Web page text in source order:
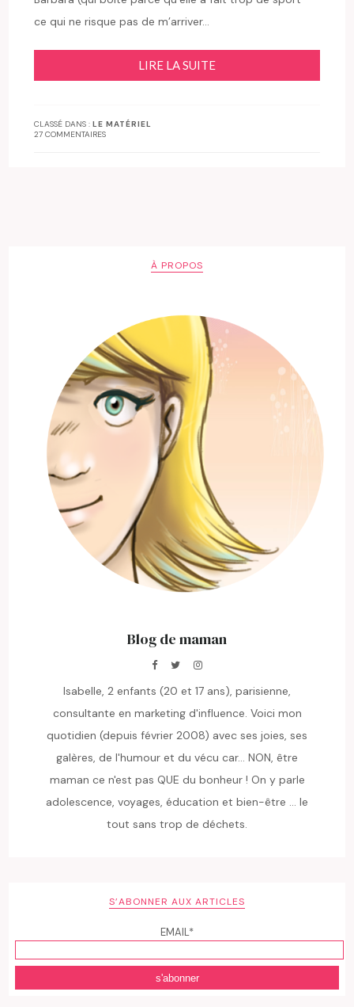
ce qui ne risque pas de m’arriver…
LIRE LA SUITE
CLASSÉ DANS :LE MATÉRIEL
27 COMMENTAIRES
À PROPOS
Blog de maman
Isabelle, 2 enfants (20 et 17 ans), parisienne,
consultante en marketing d'influence. Voici mon
quotidien (depuis février 2008) avec ses joies, ses
galères, de l'humour et du vécu car... NON, être
maman ce n'est pas QUE du bonheur ! On y parle
adolescence, voyages, éducation et bien-être ... le
tout sans trop de déchets.
S’ABONNER AUX ARTICLES
EMAIL*